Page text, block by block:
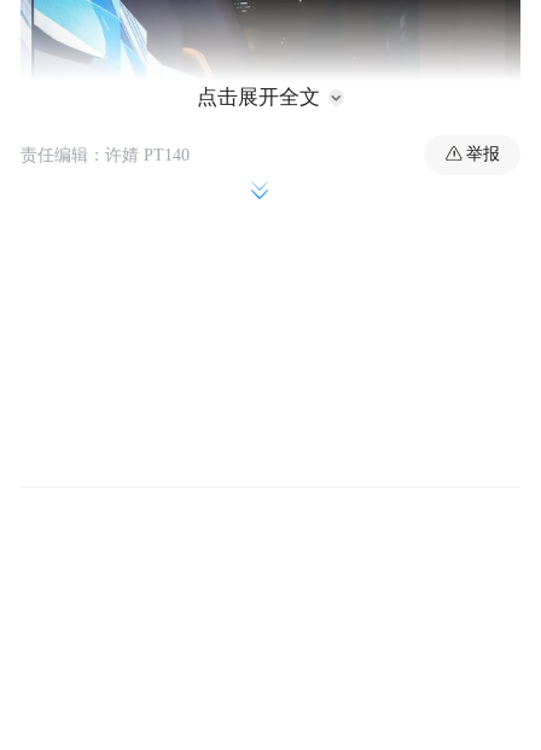
点击展开全文
责任编辑：许婧 PT140 举报